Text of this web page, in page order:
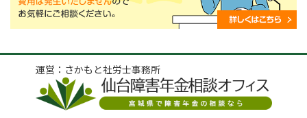
運営：さかもと社労士事務所